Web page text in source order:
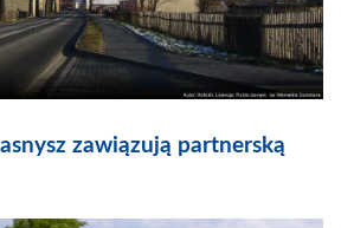
zawiązują partnerską